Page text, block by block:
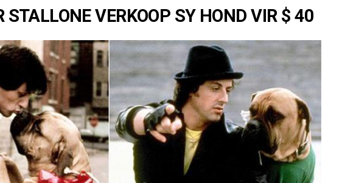
STALLONE VERKOOP SY HOND VIR $ 40